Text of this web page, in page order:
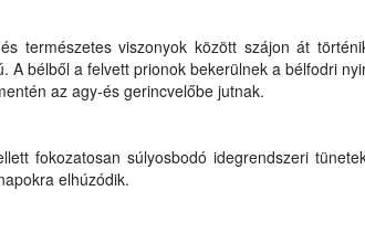
természetes viszonyok között szájon át
A bélből a felvett prionok bekerülnek a bélfodri
az agy-és gerincvelőbe jutnak.
fokozatosan súlyosbodó idegrendszeri
elhúzódik.